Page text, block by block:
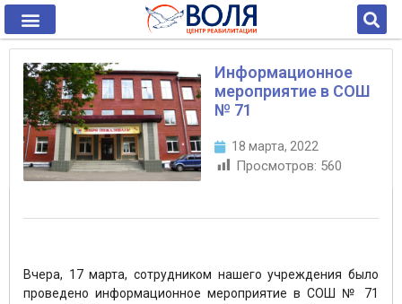
Информационное
мероприятие в СОШ
№ 71
18 марта, 2022
Просмотров: 560
Вчера, 17 марта, сотрудником нашего учреждения было
проведено информационное мероприятие в СОШ № 71